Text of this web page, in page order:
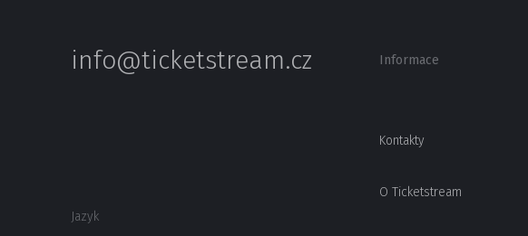
info@ticketstream.cz
Jazyk
Informace
Kontakty
O Ticketstream